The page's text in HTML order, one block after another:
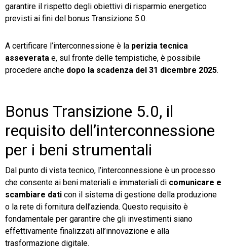
garantire il rispetto degli obiettivi di risparmio energetico
previsti ai fini del bonus Transizione 5.0.
A certificare l’interconnessione è la perizia tecnica
asseverata e, sul fronte delle tempistiche, è possibile
procedere anche dopo la scadenza del 31 dicembre 2025.
Bonus Transizione 5.0, il
requisito dell’interconnessione
per i beni strumentali
Dal punto di vista tecnico, l’interconnessione è un processo
che consente ai beni materiali e immateriali di comunicare e
scambiare dati con il sistema di gestione della produzione
o la rete di fornitura dell’azienda. Questo requisito è
fondamentale per garantire che gli investimenti siano
effettivamente finalizzati all’innovazione e alla
trasformazione digitale.